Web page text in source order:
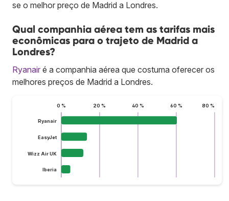
se o melhor preço de Madrid a Londres.
Qual companhia aérea tem as tarifas mais
econômicas para o trajeto de Madrid a
Londres?
Ryanair é a companhia aérea que costuma oferecer os
melhores preços de Madrid a Londres.
0 % 20 % 40 % 60 % 80 %
Ryanair
EasyJet
Wizz Air UK
Iberia